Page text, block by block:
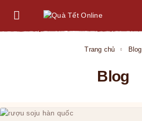
Trang chủ Blog
Blog